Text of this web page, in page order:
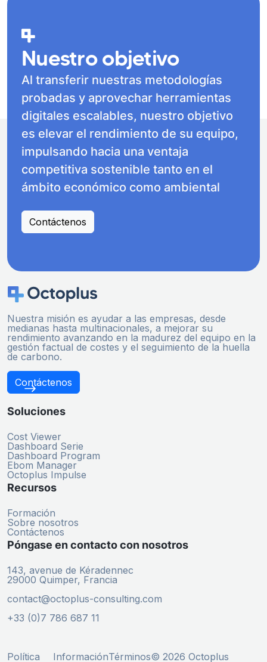
Nuestro objetivo
Al transferir nuestras metodologías
probadas y aprovechar herramientas
digitales escalables, nuestro objetivo
es elevar el rendimiento de su equipo,
impulsando hacia una ventaja
competitiva sostenible tanto en el
ámbito económico como ambiental
Contáctenos
Nuestra misión es ayudar a las empresas, desde
medianas hasta multinacionales, a mejorar su
rendimiento avanzando en la madurez del equipo en la
gestión factual de costes y el seguimiento de la huella
de carbono.
Contáctenos
Soluciones
Cost Viewer
Dashboard Serie
Dashboard Program
Ebom Manager
Octoplus Impulse
Recursos
Formación
Sobre nosotros
Contáctenos
Póngase en contacto con nosotros
143, avenue de Kéradennec
29000 Quimper, Francia
contact@octoplus-consulting.com
+33 (0)7 786 687 11
Política
InformaciónTérminos© 2026 Octoplus